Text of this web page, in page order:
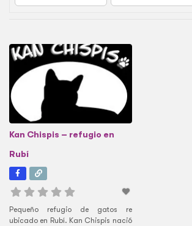
Kan Chispis – refugio en
Rubí
Pequeño refugio de gatos re
ubicado en Rubí. Kan Chispis nació